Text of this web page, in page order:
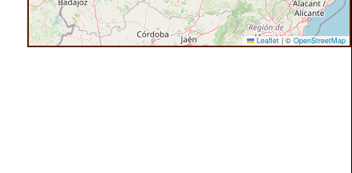
Leaflet | © OpenStreetMap